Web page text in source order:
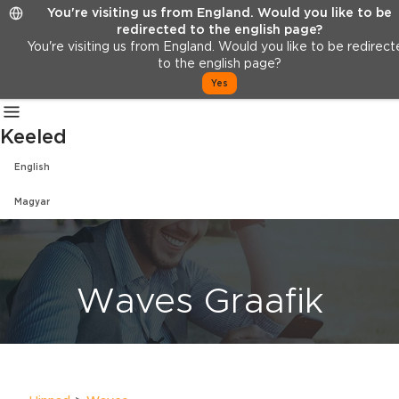
You're visiting us from England. Would you like to be
redirected to the english page?
You're visiting us from England. Would you like to be
to the english page?
Yes
Hinnad KKK
Meist
Logi sisse
Keeled
English
Magyar
Waves Graafik